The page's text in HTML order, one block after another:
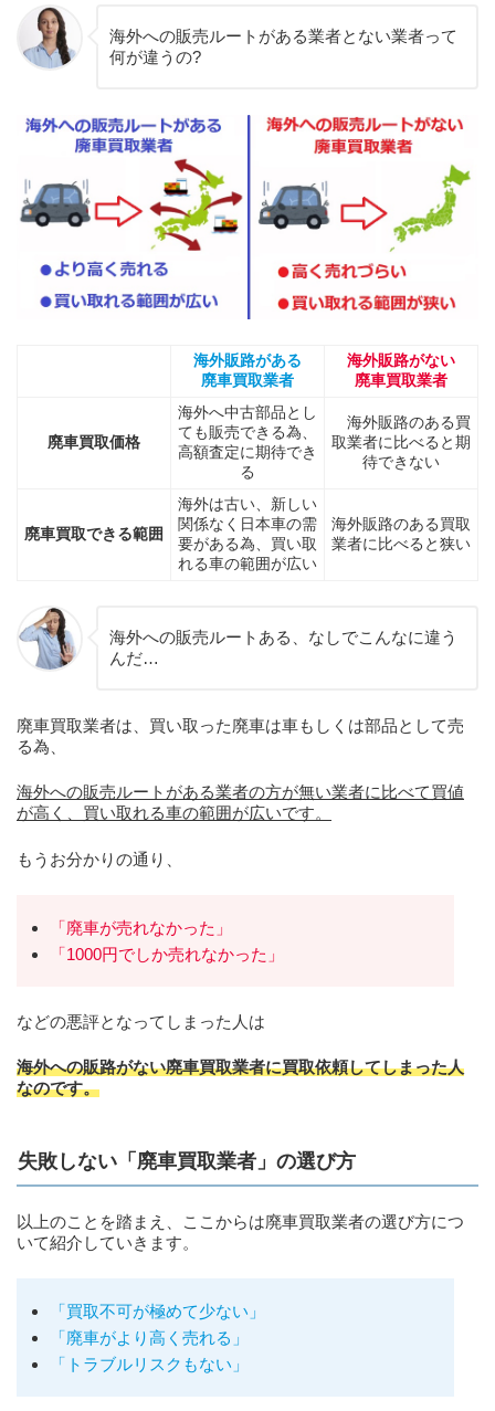
海外への販売ルートがある業者とない業者って
何が違うの?
海外販路がある
廃車買取業者
海外販路がない
廃車買取業者
廃車買取価格
海外へ中古部品とし
ても販売できる為、
高額査定に期待でき
る
海外販路のある買
取業者に比べると期
待できない
廃車買取できる範囲
海外は古い、新しい
関係なく日本車の需
要がある為、買い取
れる車の範囲が広い
海外販路のある買取
業者に比べると狭い
海外への販売ルートある、なしでこんなに違う
んだ…
廃車買取業者は、買い取った廃車は車もしくは部品として売
る為、
海外への販売ルートがある業者の方が無い業者に比べて買値
が高く、買い取れる車の範囲が広いです。
もうお分かりの通り、
「廃車が売れなかった」
「1000円でしか売れなかった」
などの悪評となってしまった人は
海外への販路がない廃車買取業者に買取依頼してしまった人
なのです。
失敗しない「廃車買取業者」の選び方
以上のことを踏まえ、ここからは廃車買取業者の選び方につ
いて紹介していきます。
「買取不可が極めて少ない」
「廃車がより高く売れる」
「トラブルリスクもない」